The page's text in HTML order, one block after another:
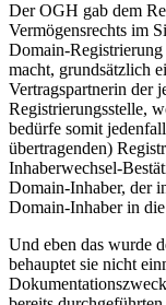
Der OGH gab dem
Vermögensrechts im
Domain-
macht, grundsätzlich
Vertragspartnerin der
Registrierungsstelle,
bedürfe somit
übertragenden)
Inhaberwechsel-
Domain-Inhaber, der
Domain-Inhaber in
Und eben das wurde
behauptet sie nicht